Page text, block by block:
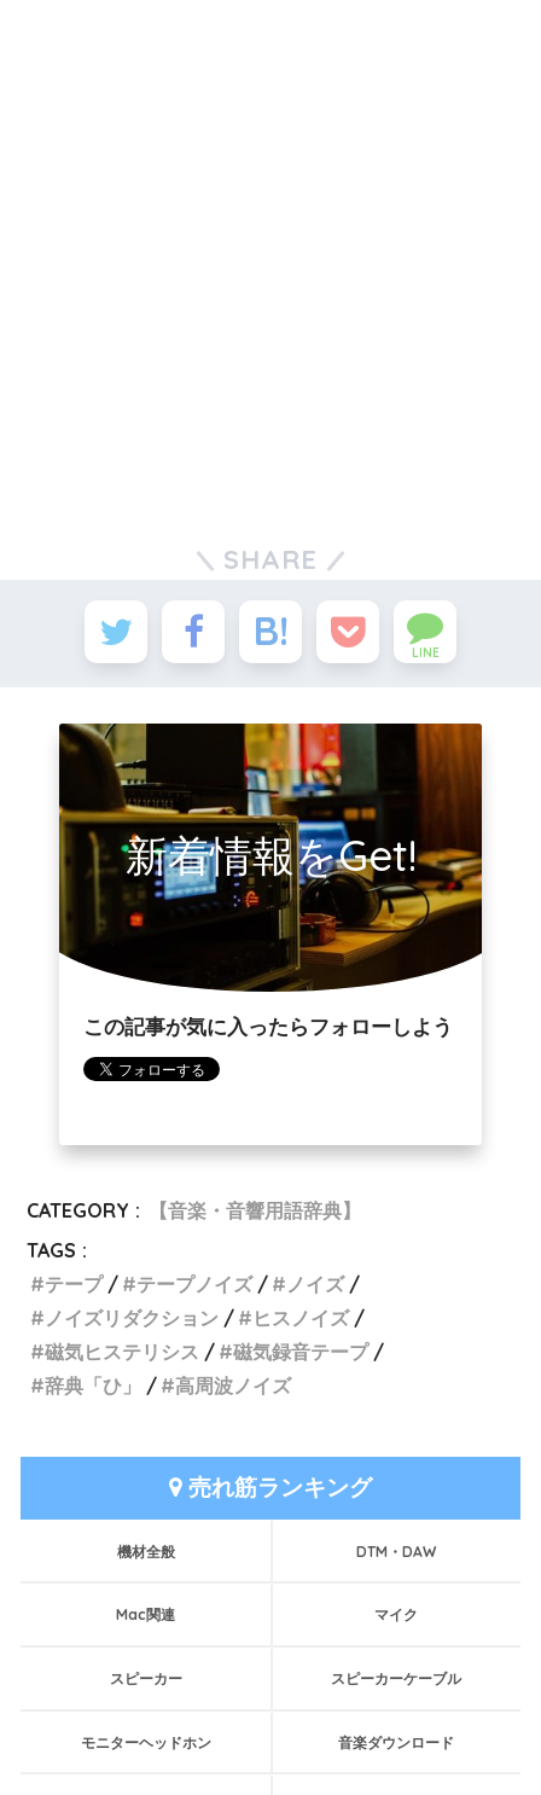
SHARE
LINE
新着情報をGet!
この記事が気に入ったらフォローしよう
CATEGORY :
【音楽・音響用語辞典】
TAGS :
テープ
テープノイズ
ノイズ
ノイズリダクション
ヒスノイズ
磁気ヒステリシス
磁気録音テープ
辞典「ひ」
高周波ノイズ
売れ筋ランキング
機材全般 DTM・DAW
Mac関連 マイク
スピーカー スピーカーケーブル
モニターヘッドホン 音楽ダウンロード